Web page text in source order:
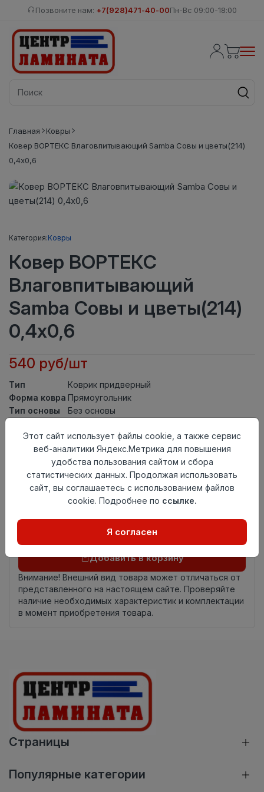
Позвоните нам: +7(928)471-40-00Пн-Вс 09:00-18:00
Главная
Ковры
Ковер ВОРТЕКС Влаговпитывающий Samba Совы и цветы(214)
0,4х0,6
Категория:Ковры
Ковер ВОРТЕКС
Влаговпитывающий
Samba Совы и цветы(214)
0,4х0,6
540 руб/шт
Тип
Коврик придверный
Форма ковра Прямоугольник
Тип основы
Без основы
ворса
Тип ворса
Soft Touch
21кл
Длина
0,6
Ширина
0,4
Добавить в корзину
Внимание! Внешний вид товара может отличаться от
представленного на настоящем сайте. Проверяйте
наличие необходимых характеристик и комплектации
в момент приобретения товара.
Страницы
Популярные категории
Этот сайт использует файлы cookie, а также сервис
веб-аналитики Яндекс.Метрика для повышения
удобства пользования сайтом и сбора
статистических данных. Продолжая использовать
сайт, вы соглашаетесь с использованием файлов
cookie. Подробнее по ссылке.
Я согласен